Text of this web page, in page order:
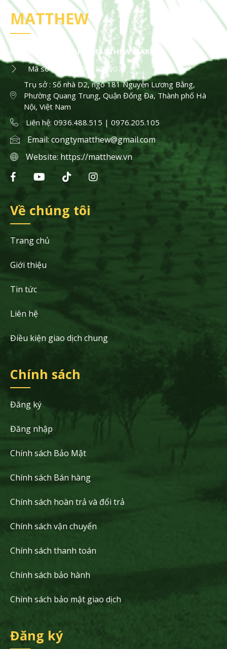
MATTHEW
HỘ KINH DOANH MATTHEW MART
Mã số thuế : 036087000073
Trụ sở : Số nhà D2, ngõ 181 Nguyễn Lương Bằng,
Phường Quang Trung, Quận Đống Đa, Thành phố Hà
Nội, Việt Nam
Liên hệ: 0936.488.515 | 0976.205.105
Email: congtymatthew@gmail.com
Website: https://matthew.vn
Về chúng tôi
Trang chủ
Giới thiệu
Tin tức
Liên hệ
Điều kiện giao dịch chung
Chính sách
Đăng ký
Đăng nhập
Chính sách Bảo Mật
Chính sách Bán hàng
Chính sách hoàn trả và đổi trả
Chính sách vận chuyển
Chính sách thanh toán
Chính sách bảo hành
Chính sách bảo mật giao dịch
Đăng ký